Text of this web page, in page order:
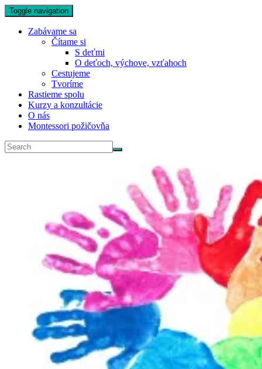
Toggle navigation
Zabávame sa
Čítame si
S deťmi
O deťoch, výchove, vzťahoch
Cestujeme
Tvoríme
Rastieme spolu
Kurzy a konzultácie
O nás
Montessori požičovňa